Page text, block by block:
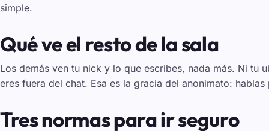
simple.
Qué ve el resto de la sala
Los demás ven tu nick y lo que escribes, nada más. Ni tu
eres fuera del chat. Esa es la gracia del anonimato:
Tres normas para ir seguro